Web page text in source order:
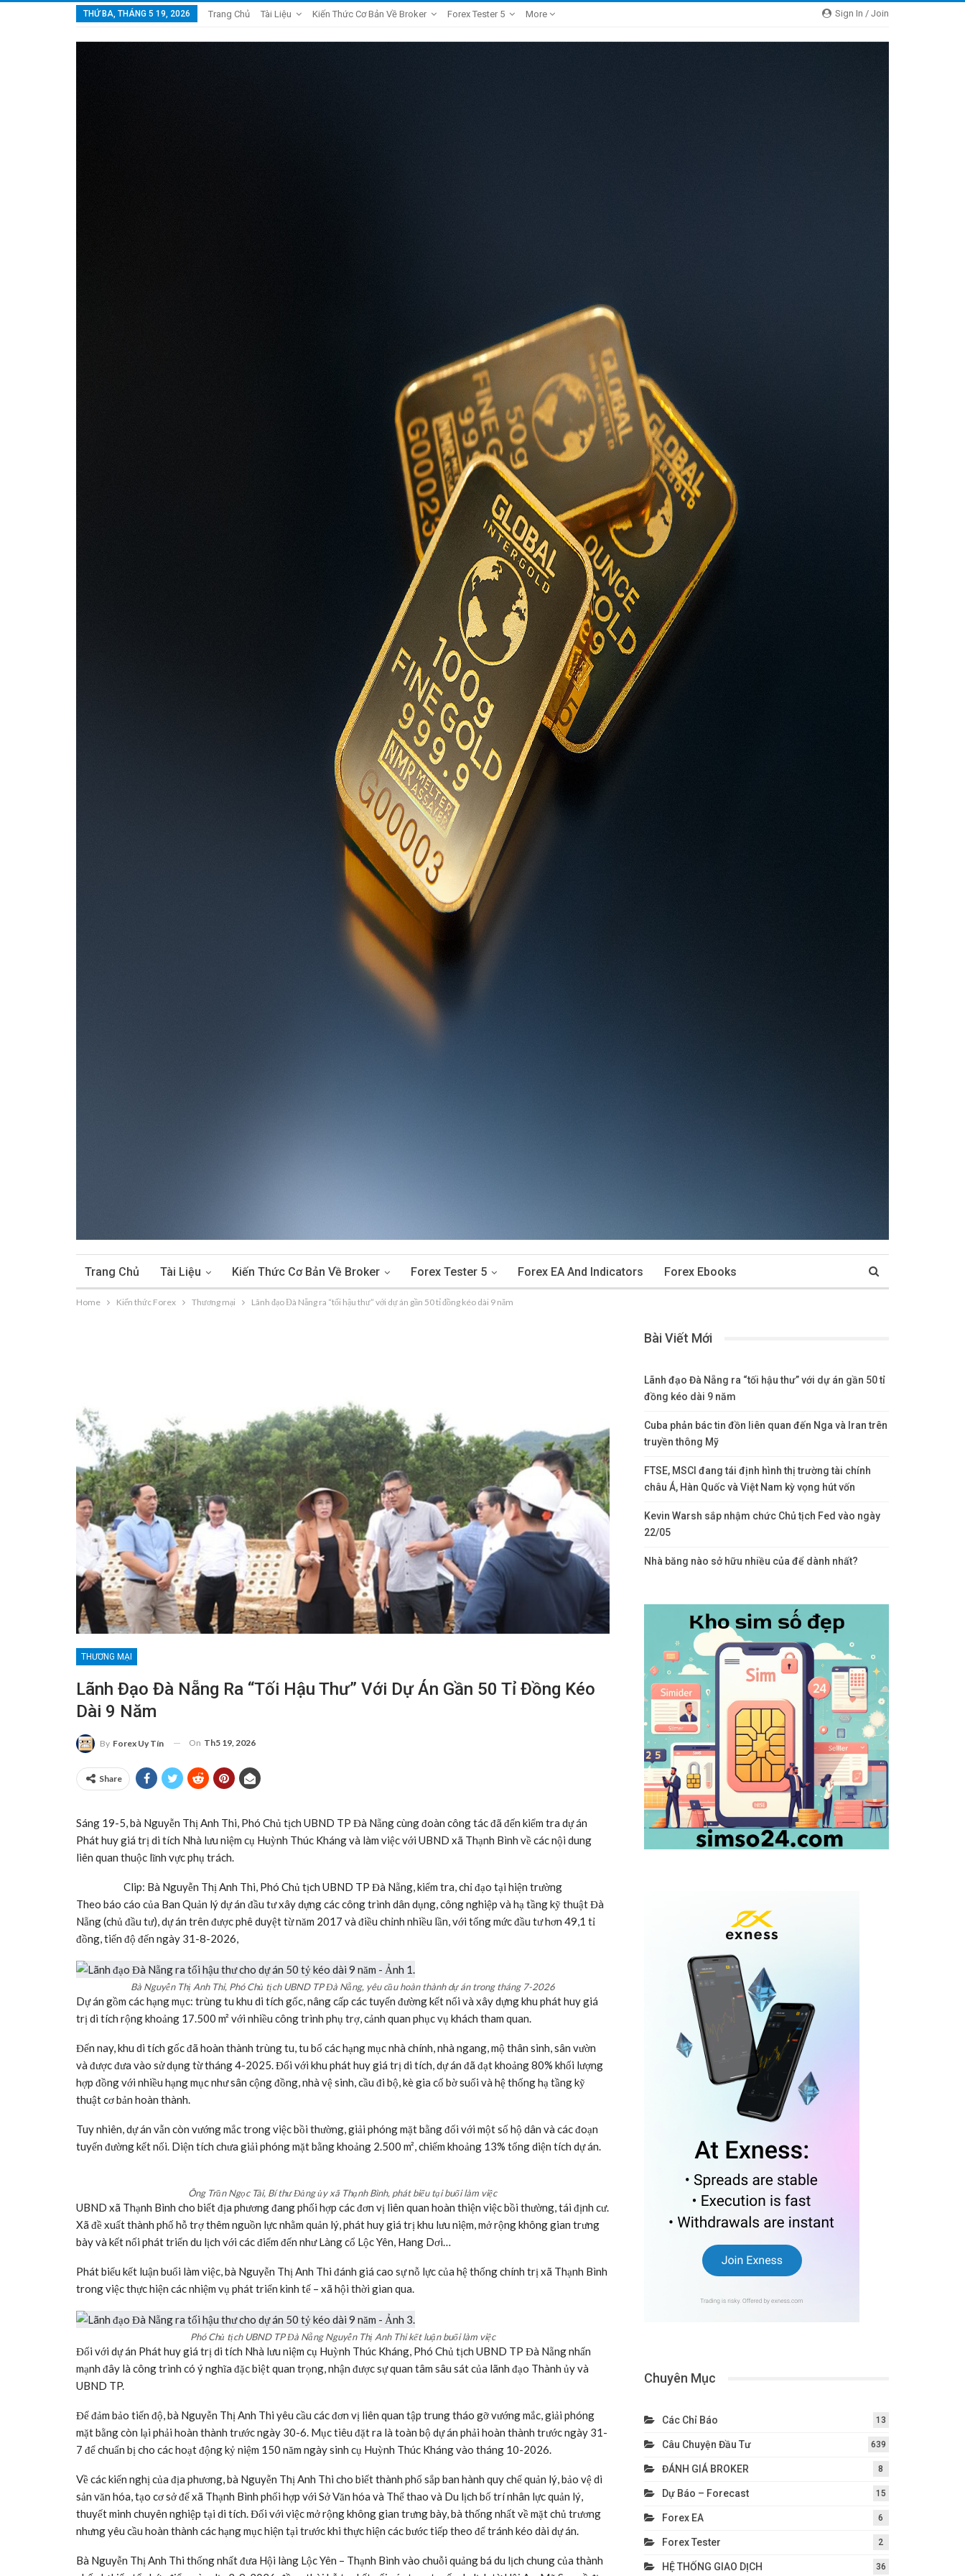
Sign In / Join
THỨ BA, THÁNG 5 19, 2026 Trang Chủ Tài Liệu Kiến Thức Cơ Bản Về Broker Forex Tester 5 More
Trang Chủ Tài Liệu Kiến Thức Cơ Bản Về Broker Forex Tester 5 Forex EA And Indicators Forex Ebooks
Home Kiến thức Forex Thương mại Lãnh đạo Đà Nẵng ra “tối hậu thư” với dự án gần 50 tỉ đồng kéo dài 9 năm
THƯƠNG MẠI
Lãnh Đạo Đà Nẵng Ra “tối Hậu Thư” Với Dự Án Gần 50 Tỉ Đồng Kéo
Dài 9 Năm
By Forex Uy Tín On Th5 19, 2026
Share
Sáng 19-5, bà Nguyễn Thị Anh Thi, Phó Chủ tịch UBND TP Đà Nẵng cùng đoàn công tác đã đến kiểm tra dự án
Phát huy giá trị di tích Nhà lưu niệm cụ Huỳnh Thúc Kháng và làm việc với UBND xã Thạnh Bình về các nội dung
liên quan thuộc lĩnh vực phụ trách.
Clip: Bà Nguyễn Thị Anh Thi, Phó Chủ tịch UBND TP Đà Nẵng, kiểm tra, chỉ đạo tại hiện trường
Theo báo cáo của Ban Quản lý dự án đầu tư xây dựng các công trình dân dụng, công nghiệp và hạ tầng kỹ thuật Đà
Nẵng (chủ đầu tư), dự án trên được phê duyệt từ năm 2017 và điều chỉnh nhiều lần, với tổng mức đầu tư hơn 49,1 tỉ
đồng, tiến độ đến ngày 31-8-2026,
Bà Nguyễn Thị Anh Thi, Phó Chủ tịch UBND TP Đà Nẵng, yêu cầu hoàn thành dự án trong tháng 7-2026
Dự án gồm các hạng mục: trùng tu khu di tích gốc, nâng cấp các tuyến đường kết nối và xây dựng khu phát huy giá
trị di tích rộng khoảng 17.500 m² với nhiều công trình phụ trợ, cảnh quan phục vụ khách tham quan.
Đến nay, khu di tích gốc đã hoàn thành trùng tu, tu bổ các hạng mục nhà chính, nhà ngang, mộ thân sinh, sân vườn
hợp đồng với nhiều hạng mục như sân cộng đồng, nhà vệ sinh, cầu đi bộ, kè gia cố bờ suối và hệ thống hạ tầng kỹ
thuật cơ bản hoàn thành.
tuyến đường kết nối. Diện tích chưa giải phóng mặt bằng khoảng 2.500 m², chiếm khoảng 13% tổng diện tích dự án.
Bài Viết Mới
Lãnh đạo Đà Nẵng ra “tối hậu thư” với dự án gần 50 tỉ
đồng kéo dài 9 năm
Cuba phản bác tin đồn liên quan đến Nga và Iran trên
truyền thông Mỹ
FTSE, MSCI đang tái định hình thị trường tài chính
châu Á, Hàn Quốc và Việt Nam kỳ vọng hút vốn
Kevin Warsh sắp nhậm chức Chủ tịch Fed vào ngày
22/05
Nhà băng nào sở hữu nhiều của để dành nhất?
Chuyên Mục
Các Chỉ Báo 13
Câu Chuyện Đầu Tư 639
ĐÁNH GIÁ BROKER 8
Dự Báo – Forecast 15
Forex EA 6
Forex Tester 2
HỆ THỐNG GIAO DỊCH 36